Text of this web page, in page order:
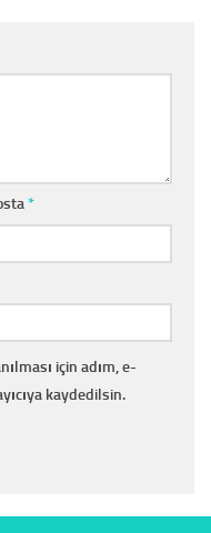
*
için adım, e-
kaydedilsin.